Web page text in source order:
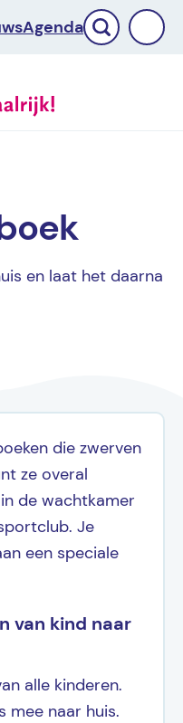
Agenda
en laat het daarna
die zwerven
ze overal
de wachtkamer
Je
een speciale
van kind naar
alle kinderen.
mee naar huis.